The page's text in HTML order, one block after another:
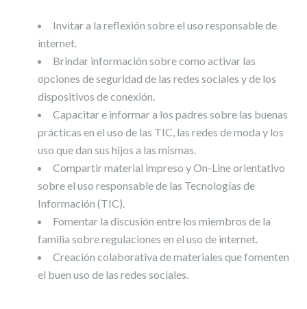
Invitar a la reflexión sobre el uso responsable de
internet.
Brindar información sobre como activar las
opciones de seguridad de las redes sociales y de los
dispositivos de conexión.
Capacitar e informar a los padres sobre las buenas
prácticas en el uso de las TIC, las redes de moda y los
uso que dan sus hijos a las mismas.
Compartir material impreso y On-Line orientativo
sobre el uso responsable de las Tecnologías de
Información (TIC).
Fomentar la discusión entre los miembros de la
familia sobre regulaciones en el uso de internet.
Creación colaborativa de materiales que fomenten
el buen uso de las redes sociales.